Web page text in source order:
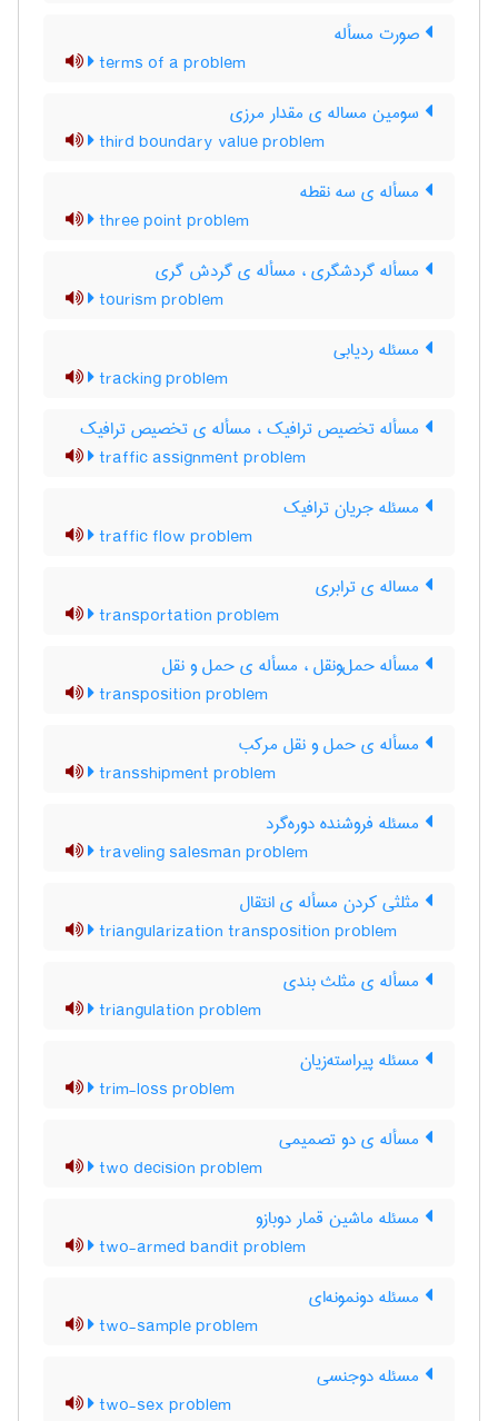
صورت مسأله
terms of a problem
سومین مساله ی مقدار مرزی
third boundary value problem
مسأله ی سه نقطه
three point problem
مسأله گردشگری ، مسأله ی گردش گری
tourism problem
مسئله ردیابی
tracking problem
مسأله تخصیص ترافیک ، مسأله ی تخصیص ترافیک
traffic assignment problem
مسئله جریان ترافیک
traffic flow problem
مساله ی ترابری
transportation problem
مسأله حمل‌و‌نقل ، مسأله ی حمل و نقل
transposition problem
مسأله ی حمل و نقل مرکب
transshipment problem
مسئله فروشنده دوره‌گرد
traveling salesman problem
مثلثی کردن مسأله ی انتقال
triangularization transposition problem
مسأله ی مثلث بندی
triangulation problem
مسئله پیراسته‌زیان
trim-loss problem
مسأله ی دو تصمیمی
two decision problem
مسئله ماشین قمار دوبازو
two-armed bandit problem
مسئله دونمونه‌ای
two-sample problem
مسئله دوجنسی
two-sex problem